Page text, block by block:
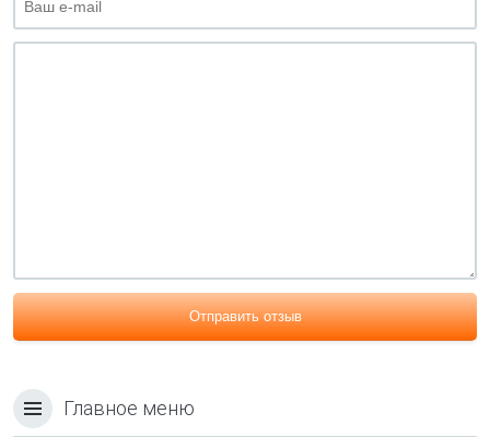
Отправить отзыв
Главное меню